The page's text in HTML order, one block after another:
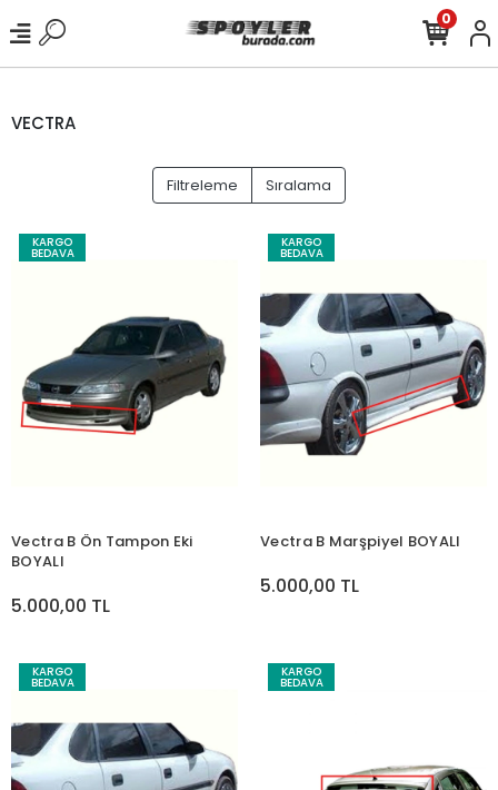
0
VECTRA
Filtreleme Sıralama
KARGO
BEDAVA
Vectra B Ön Tampon Eki
BOYALI
5.000,00 TL
KARGO
BEDAVA
Vectra B Marşpiyel BOYALI
5.000,00 TL
KARGO
BEDAVA
KARGO
BEDAVA